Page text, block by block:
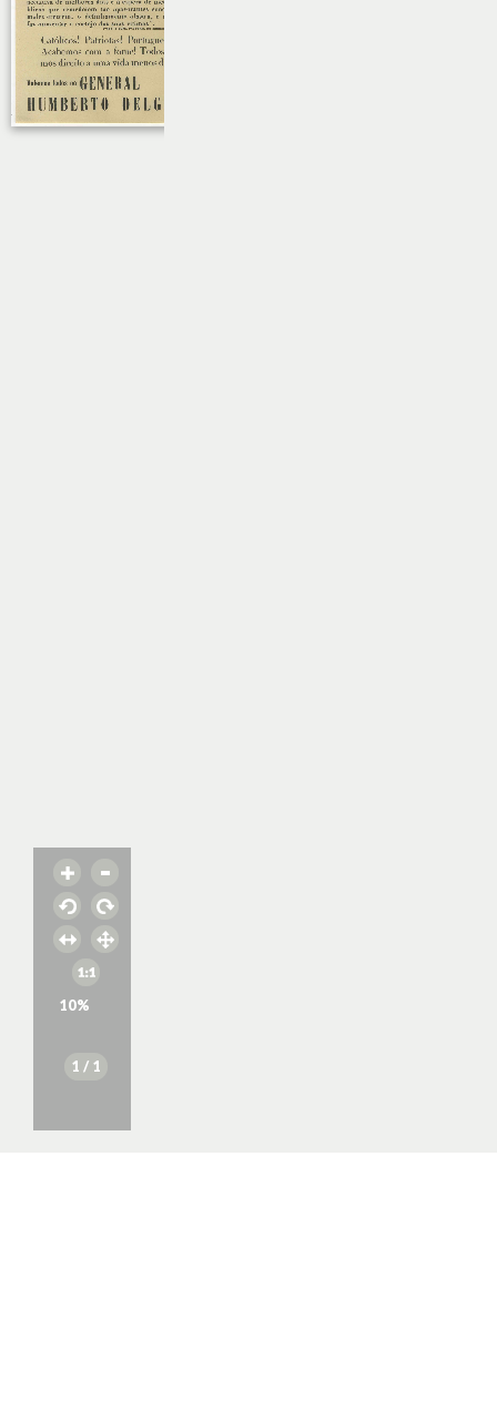
10%
1 / 1